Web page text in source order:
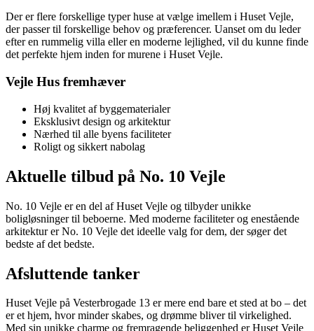
Der er flere forskellige typer huse at vælge imellem i Huset Vejle,
der passer til forskellige behov og præferencer. Uanset om du leder
efter en rummelig villa eller en moderne lejlighed, vil du kunne finde
det perfekte hjem inden for murene i Huset Vejle.
Vejle Hus fremhæver
Høj kvalitet af byggematerialer
Eksklusivt design og arkitektur
Nærhed til alle byens faciliteter
Roligt og sikkert nabolag
Aktuelle tilbud på No. 10 Vejle
No. 10 Vejle er en del af Huset Vejle og tilbyder unikke
boligløsninger til beboerne. Med moderne faciliteter og enestående
arkitektur er No. 10 Vejle det ideelle valg for dem, der søger det
bedste af det bedste.
Afsluttende tanker
Huset Vejle på Vesterbrogade 13 er mere end bare et sted at bo – det
er et hjem, hvor minder skabes, og drømme bliver til virkelighed.
Med sin unikke charme og fremragende beliggenhed er Huset Vejle